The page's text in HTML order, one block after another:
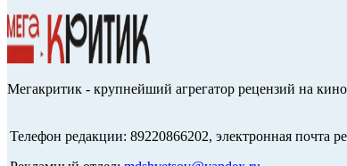
Мегакритик - крупнейший агрегатор рецензий на
Телефон редакции: 89220866202, электронная почта